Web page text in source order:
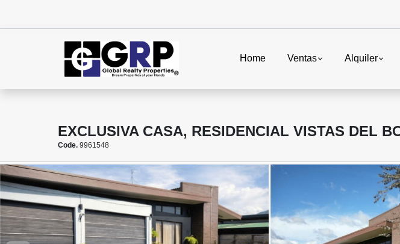
Home Ventas Alquiler
EXCLUSIVA CASA, RESIDENCIAL VISTAS DEL
Code. 9961548